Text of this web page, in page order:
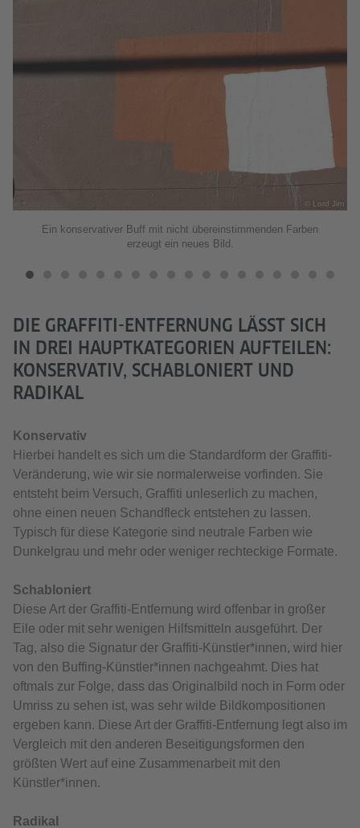
© Lord Jim
Ein konservativer Buff mit nicht übereinstimmenden Farben
erzeugt ein neues Bild.
DIE GRAFFITI-ENTFERNUNG LÄSST SICH
IN DREI HAUPTKATEGORIEN AUFTEILEN:
KONSERVATIV, SCHABLONIERT UND
RADIKAL
Konservativ
Hierbei handelt es sich um die Standardform der Graffiti-
Veränderung, wie wir sie normalerweise vorfinden. Sie
entsteht beim Versuch, Graffiti unleserlich zu machen,
ohne einen neuen Schandfleck entstehen zu lassen.
Typisch für diese Kategorie sind neutrale Farben wie
Dunkelgrau und mehr oder weniger rechteckige Formate.
Schabloniert
Diese Art der Graffiti-Entfernung wird offenbar in großer
Eile oder mit sehr wenigen Hilfsmitteln ausgeführt. Der
Tag, also die Signatur der Graffiti‑Künstler*innen, wird hier
von den Buffing-Künstler*innen nachgeahmt. Dies hat
oftmals zur Folge, dass das Originalbild noch in Form oder
Umriss zu sehen ist, was sehr wilde Bildkompositionen
ergeben kann. Diese Art der Graffiti‑Entfernung legt also im
Vergleich mit den anderen Beseitigungsformen den
größten Wert auf eine Zusammenarbeit mit den
Künstler*innen.
Radikal